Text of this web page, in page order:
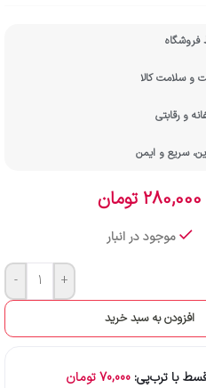
فروشگاه
و سلامت کالا
و رقابتی
سریع و ایمن
280,000 تومان
موجود در انبار
- +
افزودن به سبد خرید
با ترب‌پی: 70,000تومان